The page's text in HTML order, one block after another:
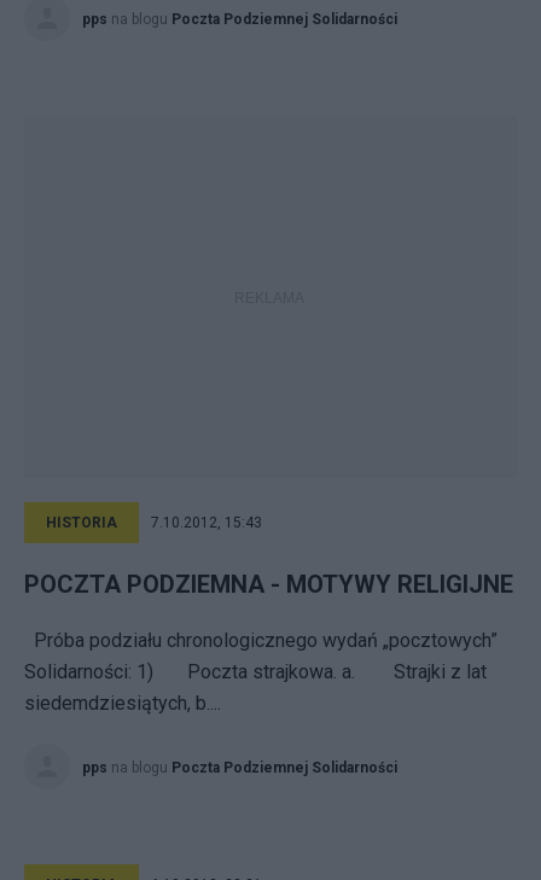
pps na blogu Poczta Podziemnej Solidarności
HISTORIA 7.10.2012, 15:43
POCZTA PODZIEMNA - MOTYWY RELIGIJNE
Próba podziału chronologicznego wydań „pocztowych”
Solidarności: 1) Poczta strajkowa. a. Strajki z lat
siedemdziesiątych, b....
pps na blogu Poczta Podziemnej Solidarności